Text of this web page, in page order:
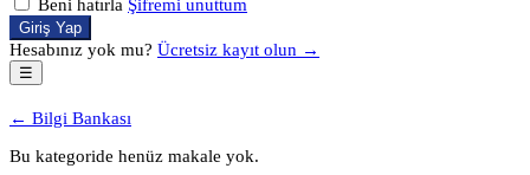
Beni hatırla Şifremi unuttum
Giriş Yap
Hesabınız yok mu? Ücretsiz kayıt olun →
☰
← Bilgi Bankası
Bu kategoride henüz makale yok.